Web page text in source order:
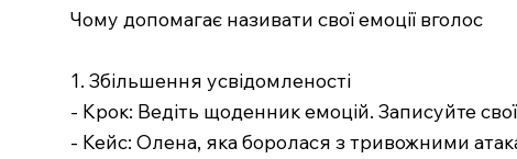
Чому допомагає називати свої емоції вголос
1. Збільшення усвідомленості
- Крок: Ведіть щоденник емоцій. Записуйте
- Кейс: Олена, яка боролася з тривожними